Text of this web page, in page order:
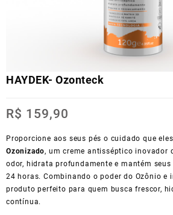
HAYDEK- Ozonteck
R$ 159,90
Proporcione aos seus pés o cuidado que
Ozonizado, um creme antisséptico inovador
odor, hidrata profundamente e mantém
24 horas. Combinando o poder do Ozônio e
produto perfeito para quem busca frescor,
contínua.